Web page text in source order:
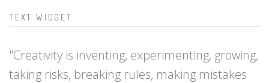
TEXT WIDGET
"Creativity is inventing, experimenting, growing,
taking risks, breaking rules, making mistakes